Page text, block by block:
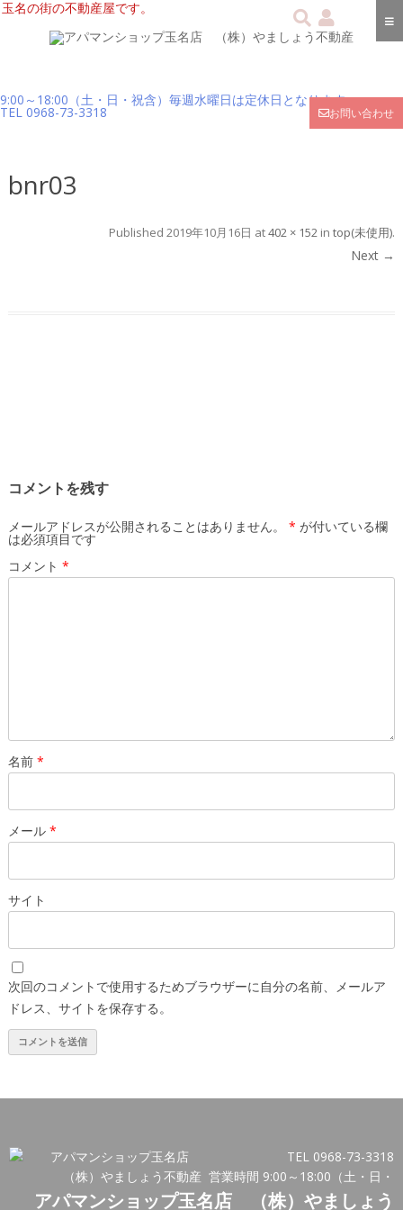
玉名の街の不動産屋です。
9:00～18:00（土・日・祝含）毎週水曜日は定休日となります
TEL 0968-73-3318 お問い合わせ
bnr03
Published2019年10月16日 at402 × 152 intop(未使用).
Next →
コメントを残す
メールアドレスが公開されることはありません。 * が付いている欄
は必須項目です
コメント *
名前 *
メール *
サイト
次回のコメントで使用するためブラウザーに自分の名前、メールア
ドレス、サイトを保存する。
アパマンショップ玉名店 （株）やましょう
TEL 0968-73-3318
営業時間 9:00～18:00（土・日・